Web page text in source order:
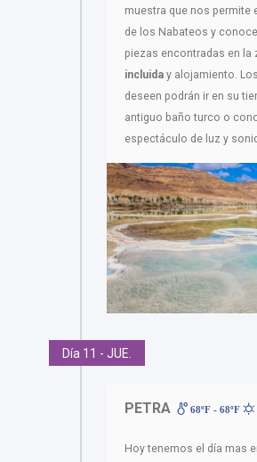
muestra que nos permite
de los Nabateos y
piezas encontradas en la
incluida y alojamiento.
deseen podrán ir en su
antiguo baño turco o
espectáculo de luz y
Día 11 - JUE.
PETRA 68ºF - 68ºF
Hoy tenemos el día mas